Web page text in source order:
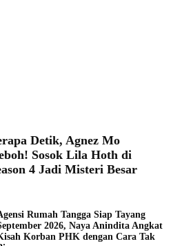
Detik, Agnez Mo
Sosok Lila Hoth di
4 Jadi Misteri Besar
Rumah Tangga Siap Tayang
2026, Naya Anindita Angkat
Korban PHK dengan Cara Tak